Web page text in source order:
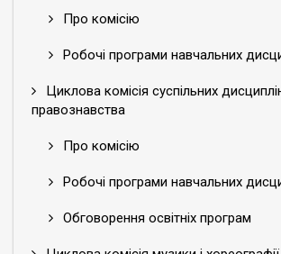
Про комісію
Робочі програми навчальних
Циклова комісія суспільних
правознавства
Про комісію
Робочі програми навчальних
Обговорення освітніх програм